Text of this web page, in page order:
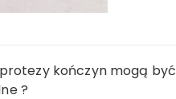
kończyn mogą być
?